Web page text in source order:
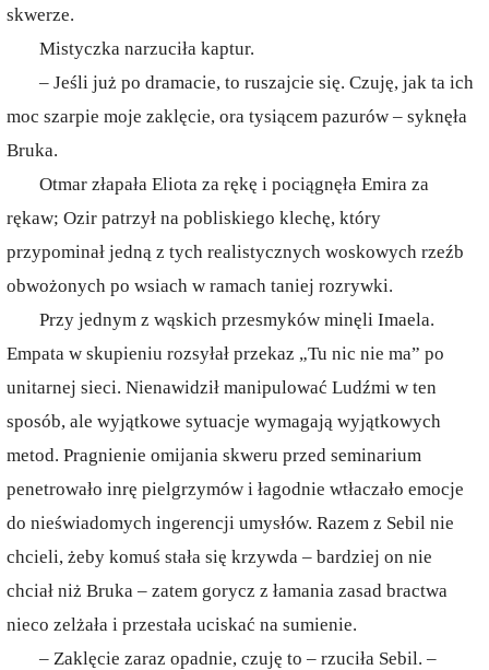
skwerze.
Mistyczka narzuciła kaptur.
– Jeśli już po dramacie, to ruszajcie się. Czuję, jak ta ich
moc szarpie moje zaklęcie, ora tysiącem pazurów – syknęła
Bruka.
Otmar złapała Eliota za rękę i pociągnęła Emira za
rękaw; Ozir patrzył na pobliskiego klechę, który
przypominał jedną z tych realistycznych woskowych rzeźb
obwożonych po wsiach w ramach taniej rozrywki.
Przy jednym z wąskich przesmyków minęli Imaela.
Empata w skupieniu rozsyłał przekaz „Tu nic nie ma” po
unitarnej sieci. Nienawidził manipulować Ludźmi w ten
sposób, ale wyjątkowe sytuacje wymagają wyjątkowych
metod. Pragnienie omijania skweru przed seminarium
penetrowało inrę pielgrzymów i łagodnie wtłaczało emocje
do nieświadomych ingerencji umysłów. Razem z Sebil nie
chcieli, żeby komuś stała się krzywda – bardziej on nie
chciał niż Bruka – zatem gorycz z łamania zasad bractwa
nieco zelżała i przestała uciskać na sumienie.
– Zaklęcie zaraz opadnie, czuję to – rzuciła Sebil. –